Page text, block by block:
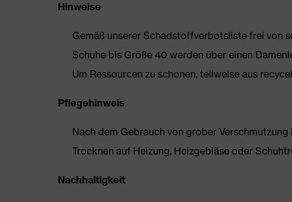
Hinweise
Gemäß unserer Schadstoffverbotsliste frei von
Schuhe bis Größe 40 werden über einen
Um Ressourcen zu schonen, teilweise aus
Pflegehinweis
Nach dem Gebrauch von grober
Trocknen auf Heizung, Heizgebläse oder
Nachhaltigkeit